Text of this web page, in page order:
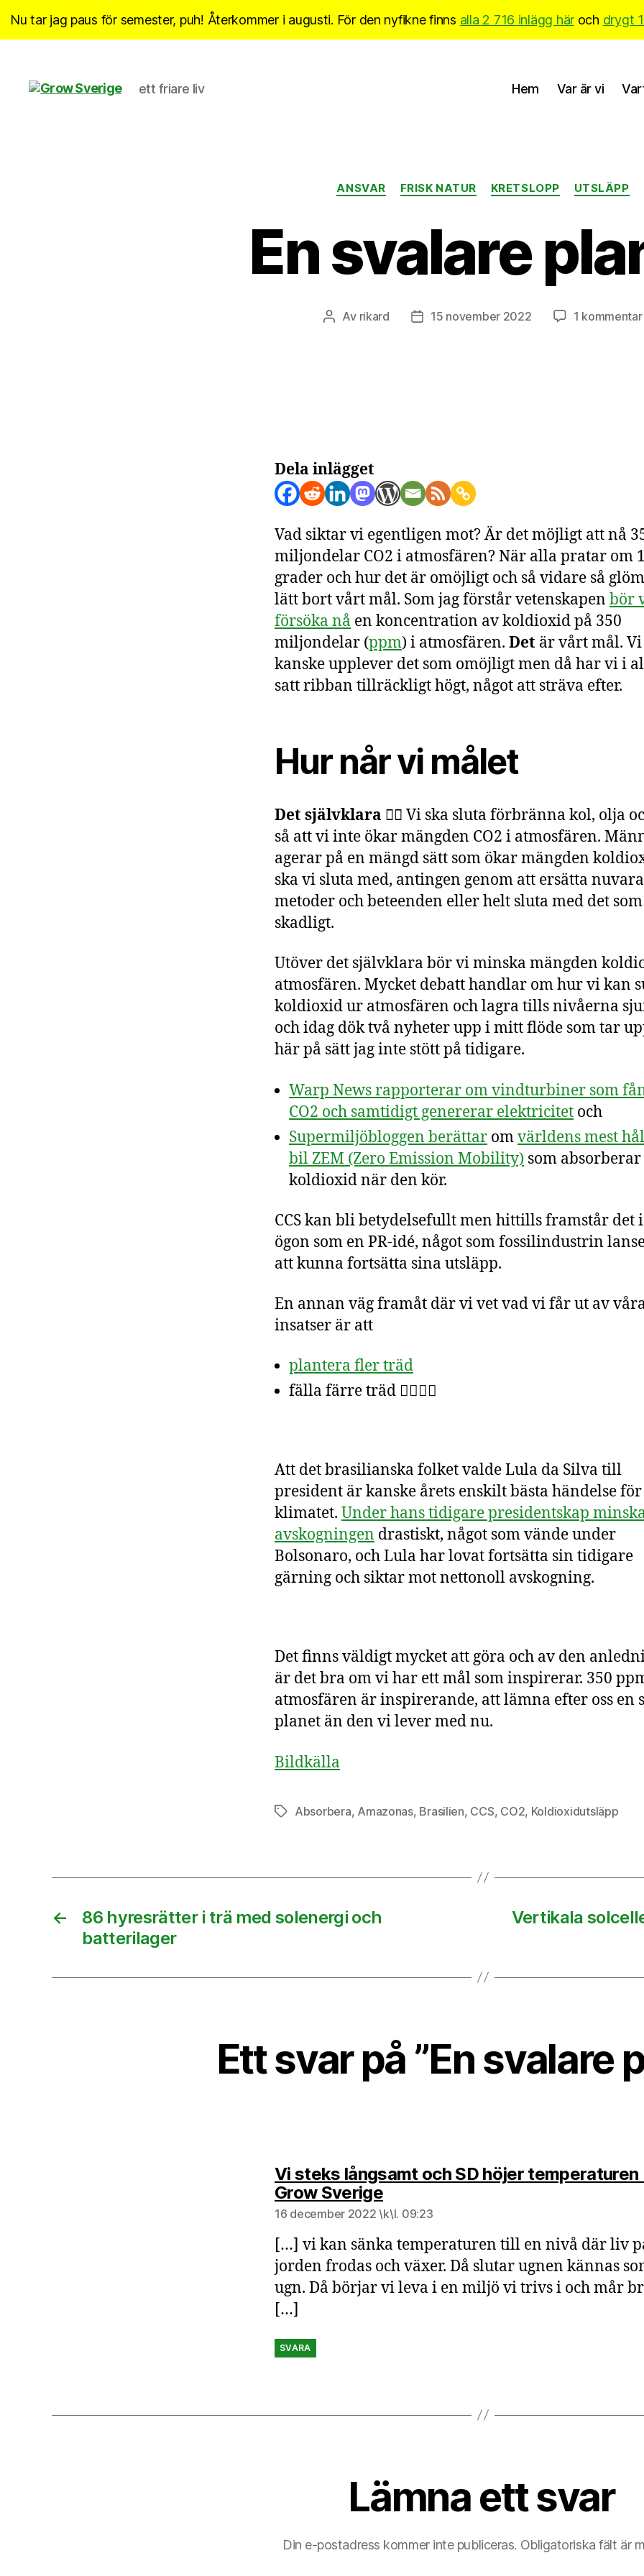
Nu tar jag paus för semester, puh! Återkommer i augusti. För den nyfikne finns alla 2 716 inlägg här och drygt
ett friare liv Hem Var är vi
Kategorier
ANSVAR FRISK NATUR KRETSLOPP UTSLÄPP
En svalare
Inläggsförfattare
Av rikard Inläggsdatum
15 november 2022 1 kommentar
Dela inlägget
Vad siktar vi egentligen mot? Är det möjligt att nå
miljondelar CO2 i atmosfären? När alla pratar om
grader och hur det är omöjligt och så vidare så
lätt bort vårt mål. Som jag förstår vetenskapen bör
försöka nå en koncentration av koldioxid på 350
miljondelar (ppm) i atmosfären. Det är vårt mål. Vi
kanske upplever det som omöjligt men då har vi i
satt ribban tillräckligt högt, något att sträva efter.
Hur når vi målet
Det självklara 👉🏽 Vi ska sluta förbränna kol, olja
så att vi inte ökar mängden CO2 i atmosfären.
agerar på en mängd sätt som ökar mängden
ska vi sluta med, antingen genom att ersätta
metoder och beteenden eller helt sluta med det
skadligt.
Utöver det självklara bör vi minska mängden
atmosfären. Mycket debatt handlar om hur vi kan
koldioxid ur atmosfären och lagra tills nivåerna
och idag dök två nyheter upp i mitt flöde som tar
här på sätt jag inte stött på tidigare.
Warp News rapporterar om vindturbiner som
CO2 och samtidigt genererar elektricitet och
Supermiljöbloggen berättar omvärldens mest
bil ZEM (Zero Emission Mobility) som absorberar
koldioxid när den kör.
CCS kan bli betydelsefullt men hittills framstår det
ögon som en PR-idé, något som fossilindustrin
att kunna fortsätta sina utsläpp.
En annan väg framåt där vi vet vad vi får ut av
insatser är att
plantera fler träd
fälla färre träd 👇🏽👇🏽
Att det brasilianska folket valde Lula da Silva till
president är kanske årets enskilt bästa händelse för
klimatet. Under hans tidigare presidentskap
avskogningen drastiskt, något som vände under
Bolsonaro, och Lula har lovat fortsätta sin tidigare
gärning och siktar mot nettonoll avskogning.
Det finns väldigt mycket att göra och av den
är det bra om vi har ett mål som inspirerar. 350
atmosfären är inspirerande, att lämna efter oss en
planet än den vi lever med nu.
Bildkälla
Etiketter
Absorbera, Amazonas, Brasilien, CCS, CO2, Koldioxidutsläpp
←
86 hyresrätter i trä med solenergi och
batterilager
Vertikala
Ett svar på ”En svalare
Vi steks långsamt och SD höjer temperaturen
Grow Sverigesäger:
16 december 2022 \k\l. 09:23
[…] vi kan sänka temperaturen till en nivå där liv
jorden frodas och växer. Då slutar ugnen kännas
ugn. Då börjar vi leva i en miljö vi trivs i och mår
[…]
SVARA
Lämna ett svar
Din e-postadress kommer inte publiceras. Obligatoriska fält är